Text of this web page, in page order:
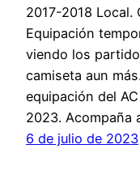
2017-2018 Local.
Equipación
viendo los
camiseta aun
equipación del
2023. Acompaña
6 de julio de 2023